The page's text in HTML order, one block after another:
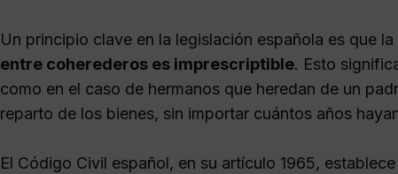
Un principio clave en la legislación española es que la
entre coherederos es imprescriptible. Esto
como en el caso de hermanos que heredan de un
reparto de los bienes, sin importar cuántos años
El Código Civil español, en su artículo 1965,